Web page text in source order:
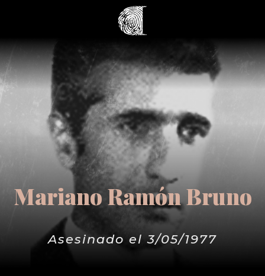
Mariano Ramón Bruno
Asesinado el 3/05/1977